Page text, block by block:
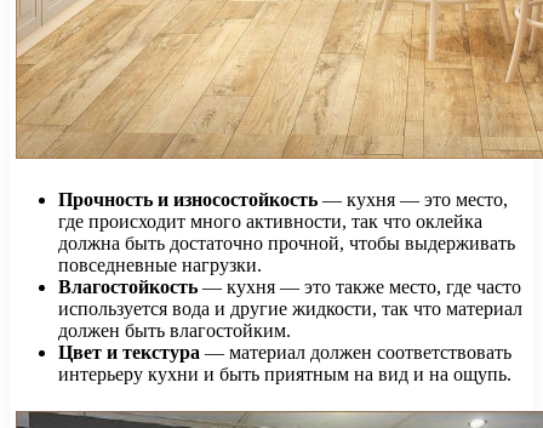
Прочность и износостойкость — кухня — это место,
где происходит много активности, так что оклейка
должна быть достаточно прочной, чтобы выдерживать
повседневные нагрузки.
Влагостойкость — кухня — это также место, где часто
используется вода и другие жидкости, так что материал
должен быть влагостойким.
Цвет и текстура — материал должен соответствовать
интерьеру кухни и быть приятным на вид и на ощупь.